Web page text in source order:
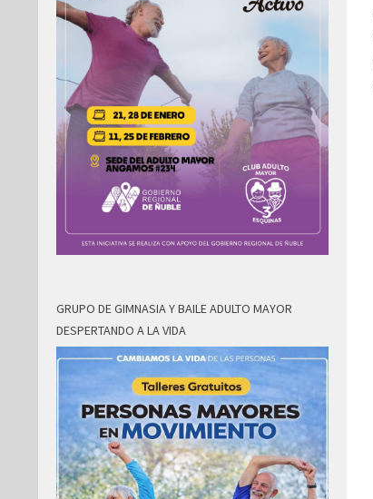
GRUPO DE GIMNASIA Y BAILE ADULTO MAYOR
DESPERTANDO A LA VIDA